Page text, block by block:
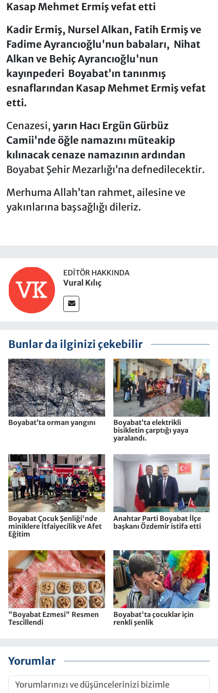
Kasap Mehmet Ermiş vefat etti
Kadir Ermiş, Nursel Alkan, Fatih Ermiş ve
Fadime Ayrancıoğlu'nun babaları, Nihat
Alkan ve Behiç Ayrancıoğlu'nun
kayınpederi Boyabat’ın tanınmış
esnaflarından Kasap Mehmet Ermiş vefat
etti.
Cenazesi, yarın Hacı Ergün Gürbüz
Camii'nde öğle namazını müteakip
kılınacak cenaze namazının ardından
Boyabat Şehir Mezarlığı’na defnedilecektir.
Merhuma Allah’tan rahmet, ailesine ve
yakınlarına başsağlığı dileriz.
EDITÖR HAKKINDA
Vural Kılıç
Bunlar da ilginizi çekebilir
Boyabat’ta orman yangını
Boyabat’ta elektrikli
bisikletin çarptığı yaya
yaralandı.
Boyabat Çocuk Şenliği'nde
miniklere İtfaiyecilik ve Afet
Eğitim
Anahtar Parti Boyabat İlçe
başkanı Özdemir istifa etti
"Boyabat Ezmesi" Resmen
Tescillendi
Boyabat'ta çocuklar için
renkli şenlik
Yorumlar